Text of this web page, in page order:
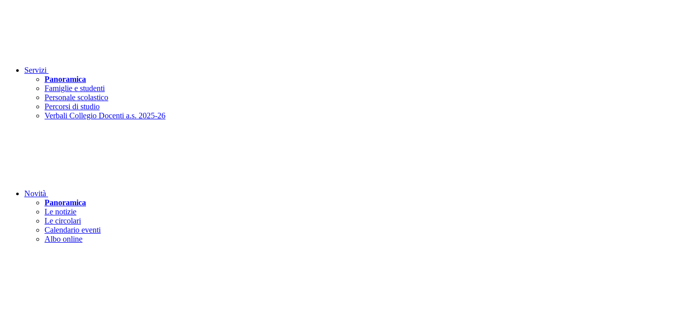
Servizi
Panoramica
Famiglie e studenti
Personale scolastico
Percorsi di studio
Verbali Collegio Docenti a.s. 2025-26
Novità
Panoramica
Le notizie
Le circolari
Calendario eventi
Albo online